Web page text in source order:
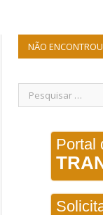
NÃO
Portal